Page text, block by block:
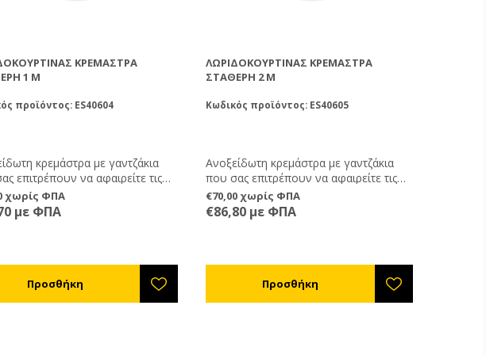
ΚΡΕΜΆΣΤΡΑ
1 M
προϊόντος: ES40604
κρεμάστρα με γαντζάκια
επιτρέπουν να αφαιρείτε τις
( πχ για να τις
)
χωρίς ΦΠΑ
με ΦΠΑ
ΛΩΡΙΔΟΚΟΥΡΤΊΝΑΣ ΚΡΕΜΆΣΤΡΑ
ΣΤΑΘΕΡΉ 2 M
Κωδικός προϊόντος: ES40605
Ανοξείδωτη κρεμάστρα με γαντζάκια
που σας επιτρέπουν να αφαιρείτε τις
λωριδοκουρτίνες ( πχ για να τις
καθαρίσετε )
€70,00 χωρίς ΦΠΑ
€86,80 με ΦΠΑ